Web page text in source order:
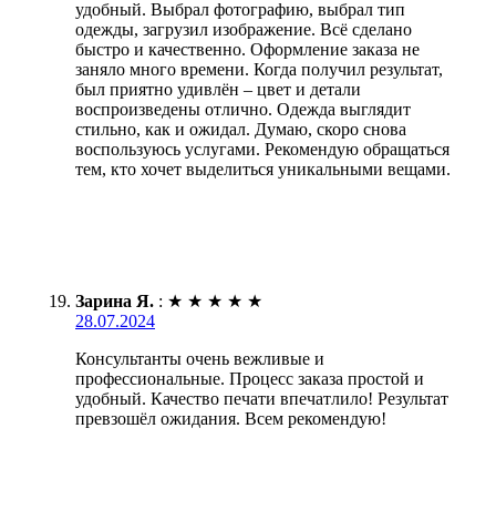
удобный. Выбрал фотографию, выбрал тип
одежды, загрузил изображение. Всё сделано
быстро и качественно. Оформление заказа не
заняло много времени. Когда получил результат,
был приятно удивлён – цвет и детали
воспроизведены отлично. Одежда выглядит
стильно, как и ожидал. Думаю, скоро снова
воспользуюсь услугами. Рекомендую обращаться
тем, кто хочет выделиться уникальными вещами.
Зарина Я. : ★ ★ ★ ★ ★
28.07.2024
Консультанты очень вежливые и
профессиональные. Процесс заказа простой и
удобный. Качество печати впечатлило! Результат
превзошёл ожидания. Всем рекомендую!